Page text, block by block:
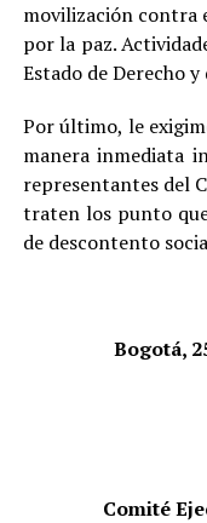
movilización contra
por la paz.
Estado de Derecho
Por último, le
manera inmediata
representantes del
traten los punto
de descontento
Bogotá,
Comité